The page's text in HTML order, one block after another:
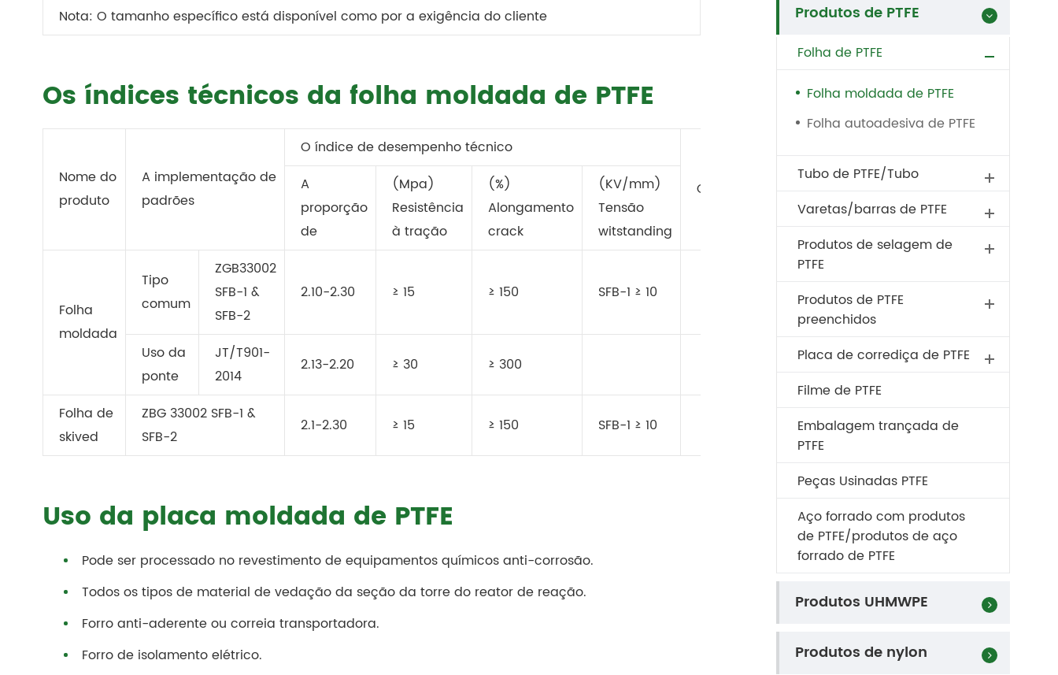
Nota: O tamanho específico está disponível como por a exigência do cliente
Os índices técnicos da folha moldada de PTFE
Nome do
produto
A implementação de
padrões
O índice de desempenho técnico
Observações
A
proporção
de
(Mpa)
Resistência
à tração
(%)
Alongamento
crack
(KV/mm)
Tensão
witstanding
Folha
moldada
Tipo
comum
ZGB33002
SFB-1 &
SFB-2
2.10-2.30 ≥ 15 ≥ 150 SFB-1 ≥ 10
Uso da
ponte
JT/T901-
2014
2.13-2.20 ≥ 30 ≥ 300
Folha de
skived
ZBG 33002 SFB-1 &
SFB-2
2.1-2.30 ≥ 15 ≥ 150 SFB-1 ≥ 10
Uso da placa moldada de PTFE
Pode ser processado no revestimento de equipamentos químicos anti-corrosão.
Todos os tipos de material de vedação da seção da torre do reator de reação.
Forro anti-aderente ou correia transportadora.
Forro de isolamento elétrico.
Produtos de PTFE
Folha de PTFE
Folha moldada de PTFE
Folha autoadesiva de PTFE
Tubo de PTFE/Tubo
Varetas/barras de PTFE
Produtos de selagem de
PTFE
Produtos de PTFE
preenchidos
Placa de corrediça de PTFE
Filme de PTFE
Embalagem trançada de
PTFE
Peças Usinadas PTFE
Aço forrado com produtos
de PTFE/produtos de aço
forrado de PTFE
Produtos UHMWPE
Produtos de nylon